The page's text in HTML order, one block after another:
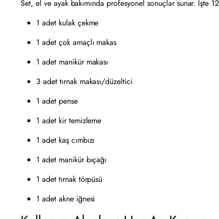
Set, el ve ayak bakımında profesyonel sonuçlar sunar. İşte
1 adet kulak çekme
1 adet çok amaçlı makas
1 adet manikür makası
3 adet tırnak makası/düzeltici
1 adet pense
1 adet kir temizleme
1 adet kaş cımbızı
1 adet manikür bıçağı
1 adet tırnak törpüsü
1 adet akne iğnesi